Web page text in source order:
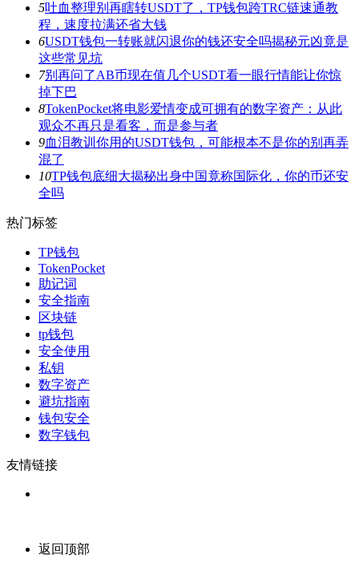
5吐血整理别再瞎转USDT了，TP钱包跨TRC链速通教
程，速度拉满还省大钱
6USDT钱包一转账就闪退你的钱还安全吗揭秘元凶竟是
这些常见坑
7别再问了AB币现在值几个USDT看一眼行情能让你惊
掉下巴
8TokenPocket将电影爱情变成可拥有的数字资产：从此
观众不再只是看客，而是参与者
9血泪教训你用的USDT钱包，可能根本不是你的别再弄
混了
10TP钱包底细大揭秘出身中国竟称国际化，你的币还安
全吗
热门标签
TP钱包
TokenPocket
助记词
安全指南
区块链
tp钱包
安全使用
私钥
数字资产
避坑指南
钱包安全
数字钱包
友情链接
返回顶部